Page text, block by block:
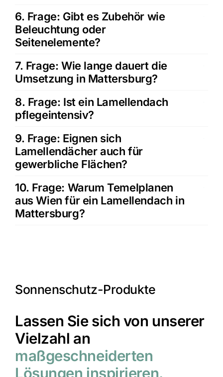
6. Frage: Gibt es Zubehör wie
Beleuchtung oder
Seitenelemente?
7. Frage: Wie lange dauert die
Umsetzung in Mattersburg?
8. Frage: Ist ein Lamellendach
pflegeintensiv?
9. Frage: Eignen sich
Lamellendächer auch für
gewerbliche Flächen?
10. Frage: Warum Temelplanen
aus Wien für ein Lamellendach in
Mattersburg?
Sonnenschutz-Produkte
Lassen Sie sich von unserer
Vielzahl an
maßgeschneiderten
Lösungen inspirieren.